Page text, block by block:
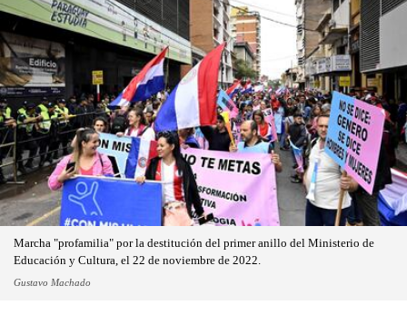
Marcha "profamilia" por la destitución del primer anillo del Ministerio de
Educación y Cultura, el 22 de noviembre de 2022.
Gustavo Machado